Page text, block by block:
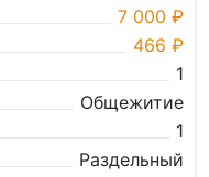
7 000 ₽
466 ₽
1
Общежитие
1
Раздельный